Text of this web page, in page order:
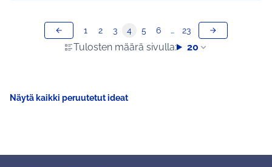
Tulosten määrä sivulla: 20
1 2 3 4 5 6 … 23
Näytä kaikki peruutetut ideat